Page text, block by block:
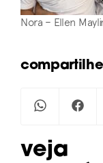
Nora – Ellen
veja